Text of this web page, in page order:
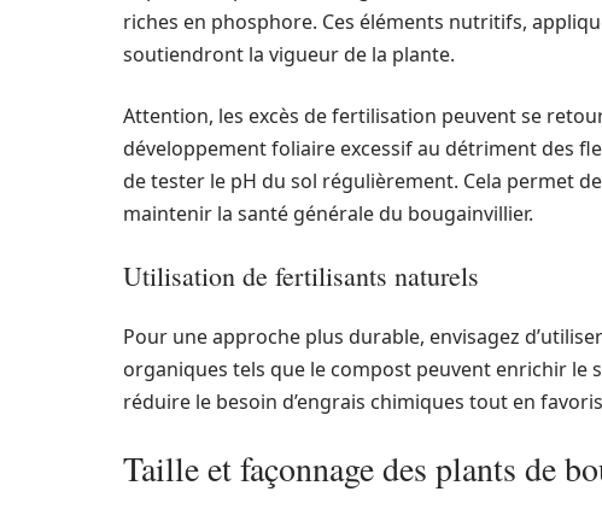
riches en phosphore. Ces éléments nutritifs,
soutiendront la vigueur de la plante.
Attention, les excès de fertilisation peuvent se
développement foliaire excessif au détriment des
de tester le pH du sol régulièrement. Cela permet
maintenir la santé générale du bougainvillier.
Utilisation de fertilisants naturels
Pour une approche plus durable, envisagez
organiques tels que le compost peuvent enrichir le
réduire le besoin d’engrais chimiques tout en
Taille et façonnage des plants de